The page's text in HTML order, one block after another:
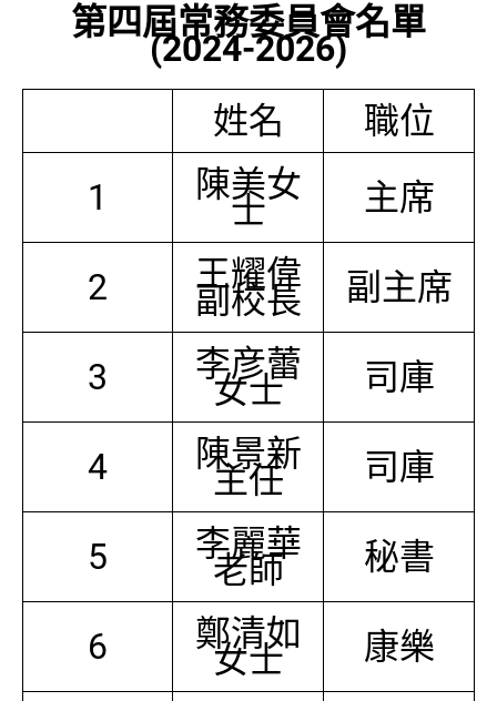
第四屆常務委員會名單
(2024-2026)
姓名
職位
1
陳美女
士 主席
2 王耀偉
副校長 副主席
3 李彦蕾
女士 司庫
4 陳景新
主任 司庫
5 李麗華
老師 秘書
6 鄭清如
女士 康樂